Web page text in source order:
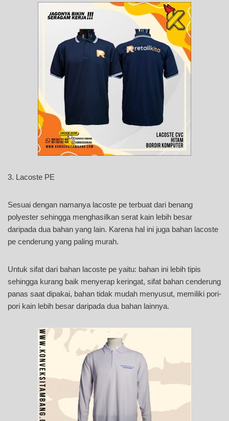
3. Lacoste PE
Sesuai dengan namanya lacoste pe terbuat dari benang
polyester sehingga menghasilkan serat kain lebih besar
daripada dua bahan yang lain. Karena hal ini juga bahan lacoste
pe cenderung yang paling murah.
Untuk sifat dari bahan lacoste pe yaitu: bahan ini lebih tipis
sehingga kurang baik menyerap keringat, sifat bahan cenderung
panas saat dipakai, bahan tidak mudah menyusut, memiliki pori-
pori kain lebih besar daripada dua bahan lainnya.